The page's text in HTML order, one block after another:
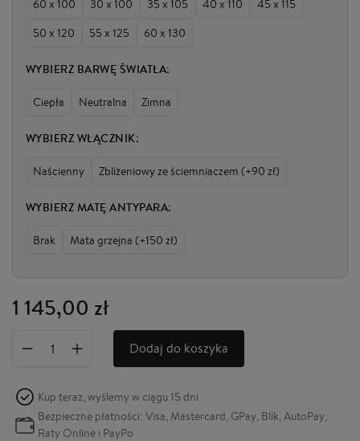
60 x 100
30 x 100 35 x 105 40 x 110
45 x 115
50 x 120
55 x 125 60 x 130
WYBIERZ BARWĘ ŚWIATŁA:
Ciepła Neutralna Zimna
WYBIERZ WŁĄCZNIK:
Naścienny Zbliżeniowy ze ściemniaczem (+90 zł)
WYBIERZ MATĘ ANTYPARA:
Brak Mata grzejna (+150 zł)
1 145,00 zł
Dodaj do koszyka
Kup teraz, wyślemy w ciągu 15 dni
Bezpieczne płatności: Visa, Mastercard, GPay, Blik, AutoPay,
Raty Online i PayPo